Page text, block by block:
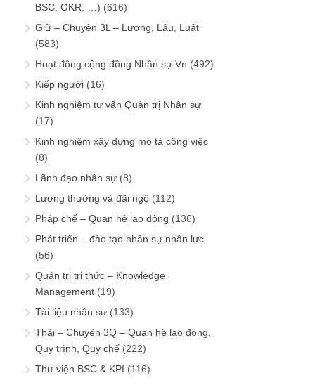
BSC, OKR, …) (616)
Giữ – Chuyện 3L – Lương, Lậu, Luật
(583)
Hoạt động cộng đồng Nhân sự Vn (492)
Kiếp người (16)
Kinh nghiệm tư vấn Quản trị Nhân sự
(17)
Kinh nghiệm xây dựng mô tả công việc
(8)
Lãnh đạo nhân sự (8)
Lương thưởng và đãi ngộ (112)
Pháp chế – Quan hệ lao động (136)
Phát triển – đào tạo nhân sự nhân lực
(56)
Quản trị tri thức – Knowledge
Management (19)
Tài liệu nhân sự (133)
Thải – Chuyện 3Q – Quan hệ lao động,
Quy trình, Quy chế (222)
Thư viện BSC & KPI (116)